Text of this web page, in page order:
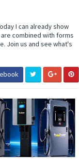
I can already show
combined with forms
Join us and see what's